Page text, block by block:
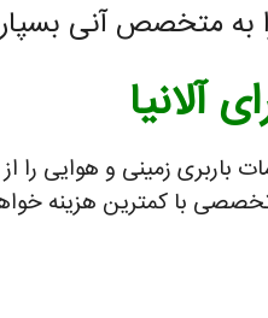
به متخصص آنی
آلانیا
باربری زمینی و هوایی را
با کمترین هزینه